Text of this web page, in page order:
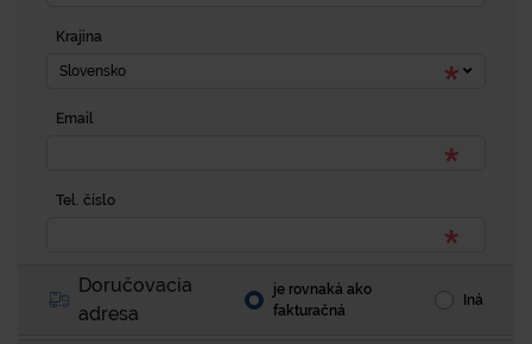
Krajina
Slovensko
Email
Tel. číslo
Doručovacia
adresa
je rovnaká ako
fakturačná
Iná